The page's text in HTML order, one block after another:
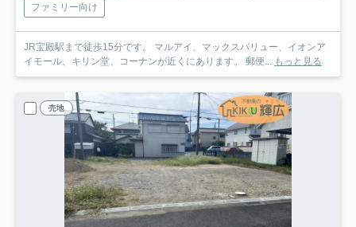
ファミリー向け
JR宝殿駅まで徒歩15分です。 マルアイ、マックスバリュー、イオンア
イモール、キリン堂、コーナンが近くにあります。 郵便... もっと見る
売地